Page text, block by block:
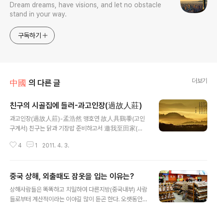
Dream dreams, have visions, and let no obstacle
stand in your way.
구독하기
中國 의 다른 글 더보기
친구의 시골집에 들러-과고인장(過故人莊)
과고인장(過故人莊)-孟浩然 맹호연 故人具鷄黍(고인
구계서) 친구는 닭과 기장밥 준비하고서 邀我至田家(요
수촌변합) 푸르른 나무숲 마을 주위를 둘러있고 靑山郭外
하며 把酒話桑麻(파주화상마) 술잔 기울이며 뽕과 삼을
얘기하네. 待到重陽節(대도중양절) 중양절 되기를 기다
려 還來就菊花(환래취국화) 다시와 국화를 취해 볼거나
4 1 2011. 4. 3.
중국 상해, 외출때도 잠옷을 입는 이유는?
상해사람들은 똑똑하고 치밀하여 다른지방(중국내부) 사람
들로부터 계산적이라는 이야길 많이 듣곤 한다. 오랫동안